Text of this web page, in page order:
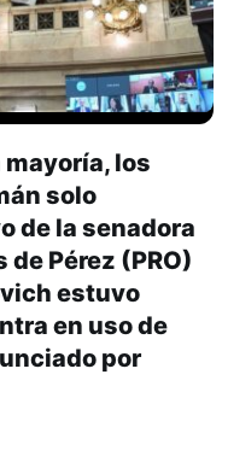
los
solo
de la senadora
Pérez (PRO)
estuvo
en uso de
por